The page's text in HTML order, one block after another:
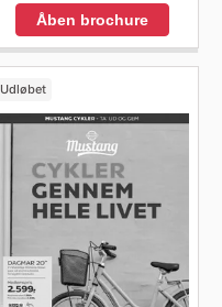
Åben brochure
Udløbet